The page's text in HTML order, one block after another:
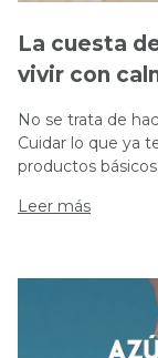
La cuesta
vivir con
No se trata de
Cuidar lo que ya
productos
Leer más